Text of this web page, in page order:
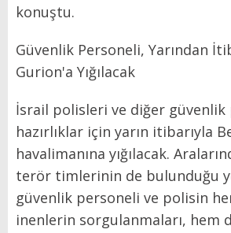
konuştu.
Güvenlik Personeli, Yarından
Gurion'a Yığılacak
İsrail polisleri ve diğer güvenlik
hazırlıklar için yarın itibarıyla
havalimanına yığılacak.
terör timlerinin de bulunduğu
güvenlik personeli ve polisin
inenlerin sorgulanmaları, hem